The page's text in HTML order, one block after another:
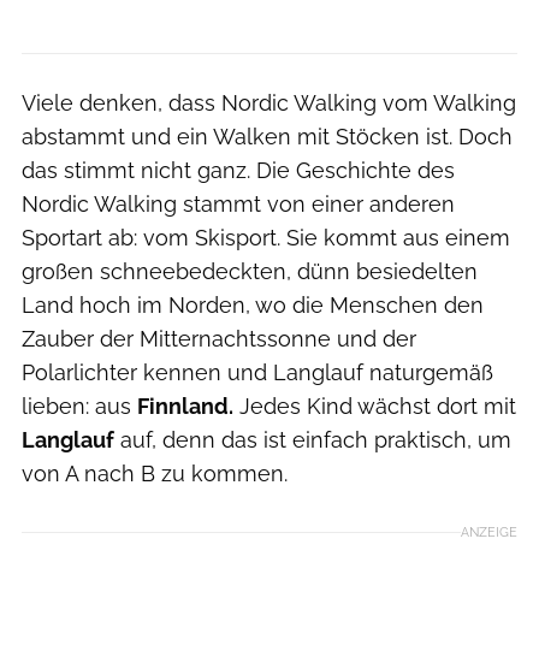
Viele denken, dass Nordic Walking vom Walking
abstammt und ein Walken mit Stöcken ist. Doch
das stimmt nicht ganz. Die Geschichte des
Nordic Walking stammt von einer anderen
Sportart ab: vom Skisport. Sie kommt aus einem
großen schneebedeckten, dünn besiedelten
Land hoch im Norden, wo die Menschen den
Zauber der Mitternachtssonne und der
Polarlichter kennen und Langlauf naturgemäß
lieben: aus Finnland. Jedes Kind wächst dort mit
Langlauf auf, denn das ist einfach praktisch, um
von A nach B zu kommen.
ANZEIGE